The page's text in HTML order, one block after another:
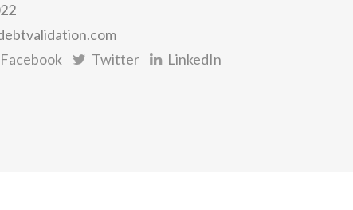
Facebook Twitter LinkedIn